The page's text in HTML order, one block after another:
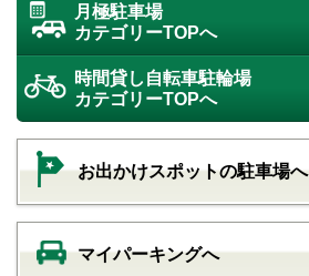
月極駐車場
カテゴリーTOPへ
時間貸し自転車駐輪場
カテゴリーTOPへ
お出かけスポットの駐車場へ
マイパーキングへ